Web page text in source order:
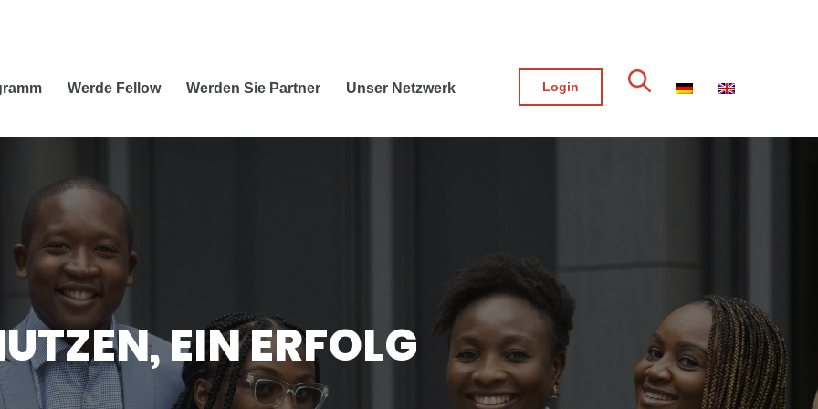
Werde Fellow Werden Sie Partner Unser Netzwerk Login
EIN ERFOLG